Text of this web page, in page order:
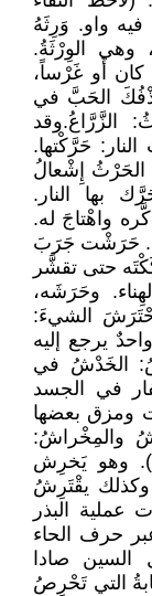
فيه واو. وَرِثَهُ
وهي الوِرْثَةُ.
أَو غَرْساً،
الحَبَّ في
الزَّرَّاعُ.وقد
حَرَّكْتها.
الحَرْثُ إِشْعالُ
بها النار.
واهْتاجَ له.
حَرَشْت جَرَبَ
حتى تقشَّر
وحَرَشَه،
الشيءَ:
يرجع إليه
الخَدْشُ في
في الجسد
ومزق بعضها
والمِخْراشُ:
وهو يَخرِش
يقْتَرِشُ
البذر
حرف الحاء
السين صادا
التي تَحْرِصُ